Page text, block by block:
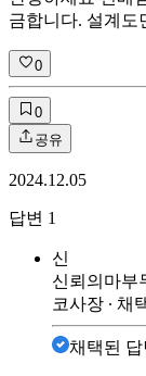
금합니다. 설계도
0
0
공유
2024.12.05
답변 1
신
신뢰의마부
코사장 ∙ 채
채택된 답